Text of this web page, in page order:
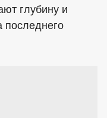
глубину и
последнего